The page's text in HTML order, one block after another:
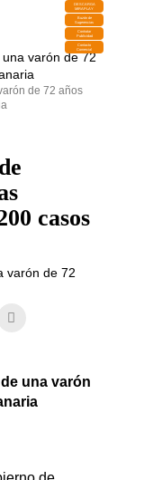
DESCARGA
MIRAPLAY
Buzón de
Sugerencias
Contratar
Publicidad
Contacto
Comercial
de 72 años
casos
varón de 72
una varón